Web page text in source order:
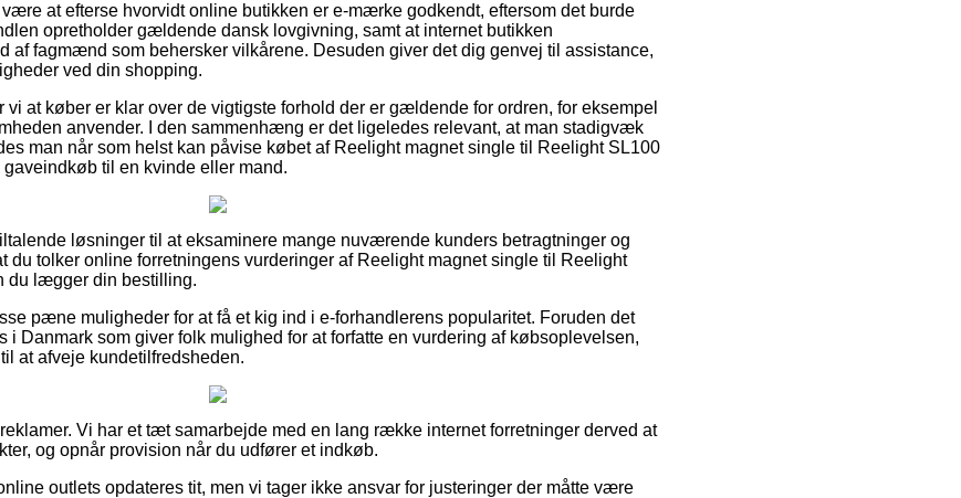
at efterse hvorvidt online butikken er e-mærke godkendt, eftersom det burde
opretholder gældende dansk lovgivning, samt at internet butikken
af fagmænd som behersker vilkårene. Desuden giver det dig genvej til assistance,
ved din shopping.
vi at køber er klar over de vigtigste forhold der er gældende for ordren, for eksempel
anvender. I den sammenhæng er det ligeledes relevant, at man stadigvæk
man når som helst kan påvise købet af Reelight magnet single til Reelight SL100
til en kvinde eller mand.
løsninger til at eksaminere mange nuværende kunders betragtninger og
du tolker online forretningens vurderinger af Reelight magnet single til Reelight
du lægger din bestilling.
pæne muligheder for at få et kig ind i e-forhandlerens popularitet. Foruden det
i Danmark som giver folk mulighed for at forfatte en vurdering af købsoplevelsen,
at afveje kundetilfredsheden.
Vi har et tæt samarbejde med en lang række internet forretninger derved at
og opnår provision når du udfører et indkøb.
outlets opdateres tit, men vi tager ikke ansvar for justeringer der måtte være